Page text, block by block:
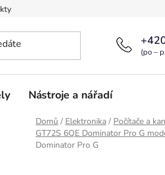
(po –
Nástroje a nářadí
Domů / Elektronika / Počítače a
GT72S 6QE Dominator Pro G
Dominator Pro G